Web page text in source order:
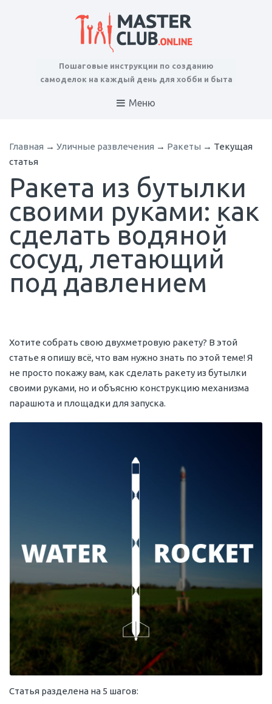
Пошаговые инструкции по созданию
самоделок на каждый день для хобби и быта
Меню
Главная → Уличные развлечения → Ракеты → Текущая
статья
Ракета из бутылки
своими руками: как
сделать водяной
сосуд, летающий
под давлением
Хотите собрать свою двухметровую ракету? В этой
статье я опишу всё, что вам нужно знать по этой теме! Я
не просто покажу вам, как сделать ракету из бутылки
своими руками, но и объясню конструкцию механизма
парашюта и площадки для запуска.
Статья разделена на 5 шагов: